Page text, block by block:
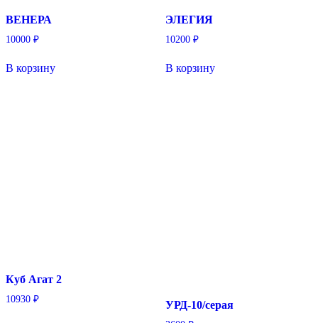
ВЕНЕРА
10000 ₽
В корзину
ЭЛЕГИЯ
10200 ₽
В корзину
Куб Агат 2
10930 ₽ УРД-10/серая